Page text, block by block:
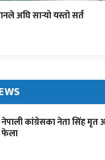
अघि सार्‍यो यस्तो सर्त
नेपाली कांग्रेसका नेता सिंह मृत
फेला